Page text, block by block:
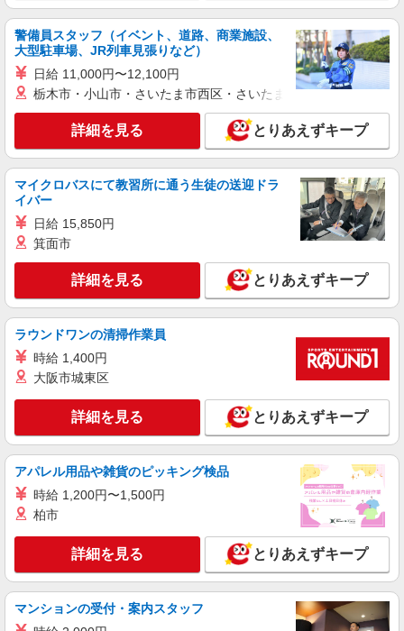
グループホーム 介護スタッフ
【時給】1,350円〜1,550円 ▼給与詳細 処遇改
善手当：200〜220円/時 夜勤手当:6,000円/回 ▼下
記別途支給 通勤手当 年末年始手当：380円/時 寸
志あり：年2回（6月・12月） ※業績による ※処
遇改善手当は試用期間中(3ヶ月)は支給なし
栃木県宇都宮市中今泉4-22-1
契約社員
西川田ケアセンターそよ風：RO17619
NEW
デイサービス 介護スタッフ
【月給】239,320円〜259,320円 ▼給与詳細 処
酬：平均33.8万円（最高額130万円） ※2025年6月
支給実績 ※処遇改善手当は試用期間中(3ヶ月)は支
給なし
キープ 詳細を見る
パート
宇都宮ケアセンターそよ風：RO36108
善手当：200〜220円/時 夜勤手当:6,000円/回 ▼下
記別途支給 通勤手当 年末年始手当：380円/時 寸
志あり：年2回（6月・12月） ※業績による ※処
遇改善手当は試用期間中(3ヶ月)は支給なし
栃木県宇都宮市西3丁目1番26号
キープ 詳細を見る
パート NEW
ショートステイ 夜勤専従介護職
【時給】1,520円〜1,720円 ▼給与詳細 処遇改
善手当：220円/時 夜勤手当:6,000円/回 ▼下記別途
支給 通勤手当 年末年始手当：380円/時 寸志あ
り：年2回（6月・12月） ※業績による ※処遇改
栃木県宇都宮市西川田本町1-5-1
警備員スタッフ（イベント、道路、商業施設、
大型駐車場、JR列車見張りなど）
日給 11,000円〜12,100円
栃木市・小山市・さいたま市西区・さいたま市岩槻区・久喜市・
詳細を見る とりあえずキープ
マイクロバスにて教習所に通う生徒の送迎ドラ
イバー
日給 15,850円
箕面市
詳細を見る とりあえずキープ
ラウンドワンの清掃作業員
時給 1,400円
大阪市城東区
詳細を見る とりあえずキープ
アパレル用品や雑貨のピッキング検品
時給 1,200円〜1,500円
柏市
詳細を見る とりあえずキープ
マンションの受付・案内スタッフ